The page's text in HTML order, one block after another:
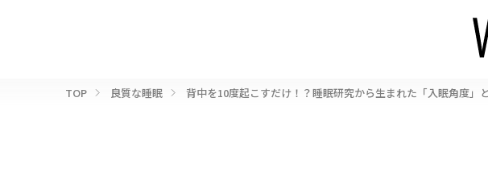
TOP 良質な睡眠 背中を10度起こすだけ！？睡眠研究から生まれた「入眠角度」